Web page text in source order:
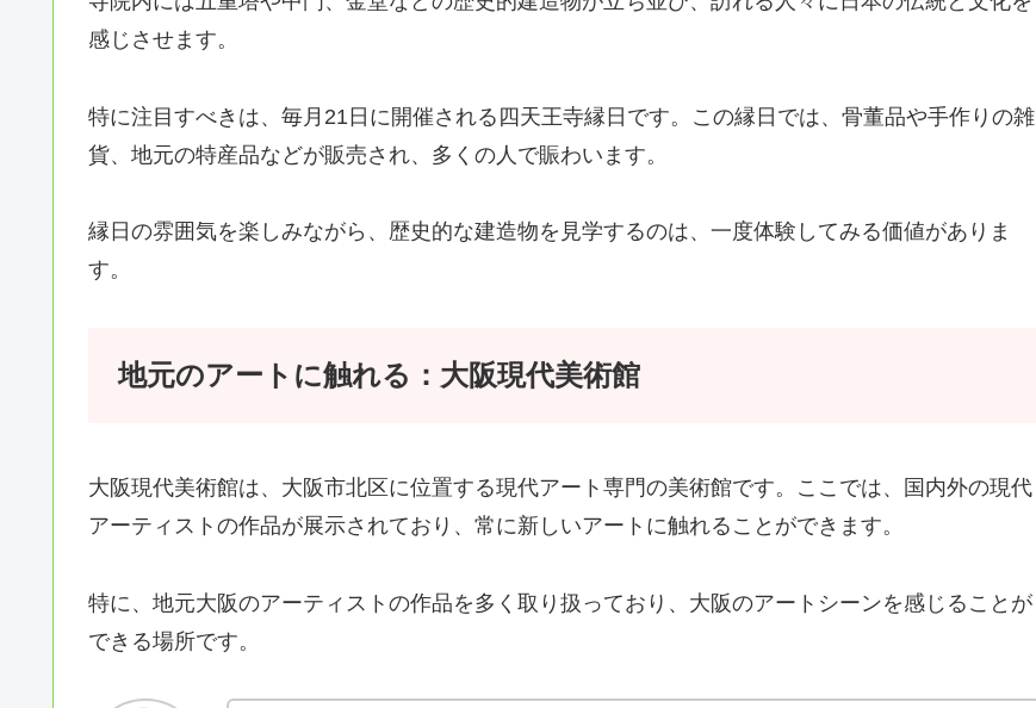
感じさせます。
特に注目すべきは、毎月21日に開催される四天王寺縁日です。この縁日では、骨董品や手作りの雑
貨、地元の特産品などが販売され、多くの人で賑わいます。
縁日の雰囲気を楽しみながら、歴史的な建造物を見学するのは、一度体験してみる価値がありま
す。
地元のアートに触れる：大阪現代美術館
大阪現代美術館は、大阪市北区に位置する現代アート専門の美術館です。ここでは、国内外の現代
アーティストの作品が展示されており、常に新しいアートに触れることができます。
特に、地元大阪のアーティストの作品を多く取り扱っており、大阪のアートシーンを感じることが
できる場所です。